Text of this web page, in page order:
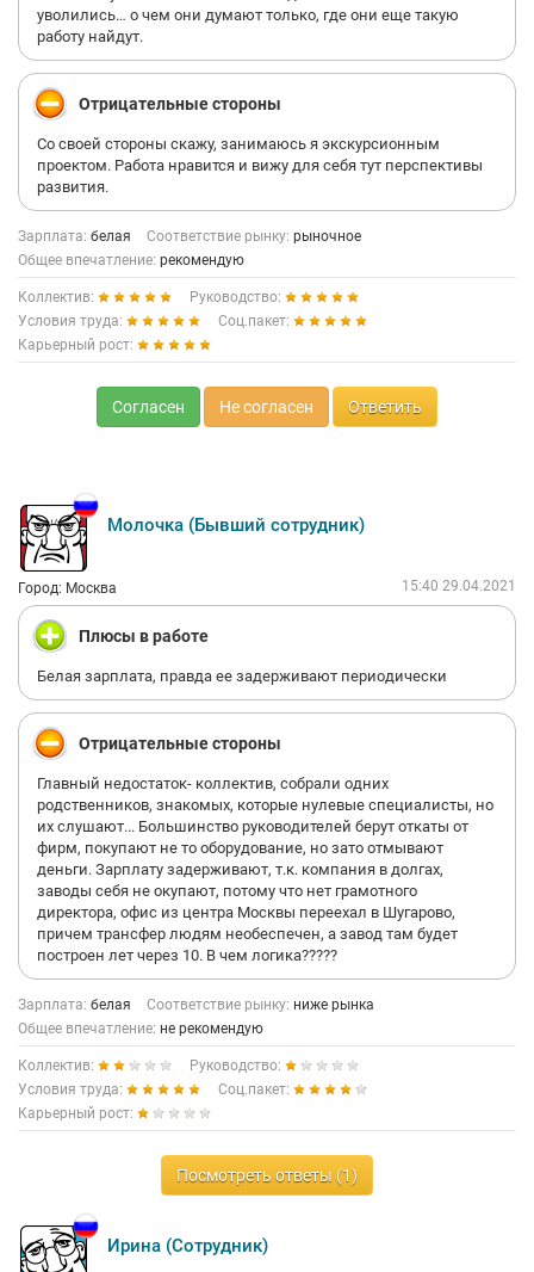
уволились… о чем они думают только, где они еще такую
работу найдут.
Отрицательные стороны
Со своей стороны скажу, занимаюсь я экскурсионным
проектом. Работа нравится и вижу для себя тут перспективы
развития.
Зарплата: белая Соответствие рынку: рыночное
Общее впечатление: рекомендую
Коллектив:
Руководство:
Условия труда:
Соц.пакет:
Карьерный рост:
Согласен Не согласен Ответить
Молочка (Бывший сотрудник)
Город: Москва 15:40 29.04.2021
Плюсы в работе
Белая зарплата, правда ее задерживают периодически
Отрицательные стороны
Главный недостаток- коллектив, собрали одних
родственников, знакомых, которые нулевые специалисты, но
их слушают... Большинство руководителей берут откаты от
фирм, покупают не то оборудование, но зато отмывают
деньги. Зарплату задерживают, т.к. компания в долгах,
заводы себя не окупают, потому что нет грамотного
директора, офис из центра Москвы переехал в Шугарово,
причем трансфер людям необеспечен, а завод там будет
построен лет через 10. В чем логика?????
Зарплата: белая Соответствие рынку: ниже рынка
Общее впечатление: не рекомендую
Коллектив:
Руководство:
Условия труда:
Соц.пакет:
Карьерный рост:
Посмотреть ответы (1)
Ирина (Сотрудник)